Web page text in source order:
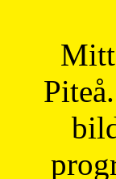
Mitt